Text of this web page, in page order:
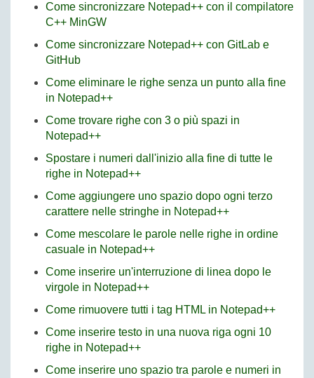
Come sincronizzare Notepad++ con il compilatore
C++ MinGW
Come sincronizzare Notepad++ con GitLab e
GitHub
Come eliminare le righe senza un punto alla fine
in Notepad++
Come trovare righe con 3 o più spazi in
Notepad++
Spostare i numeri dall'inizio alla fine di tutte le
righe in Notepad++
Come aggiungere uno spazio dopo ogni terzo
carattere nelle stringhe in Notepad++
Come mescolare le parole nelle righe in ordine
casuale in Notepad++
Come inserire un'interruzione di linea dopo le
virgole in Notepad++
Come rimuovere tutti i tag HTML in Notepad++
Come inserire testo in una nuova riga ogni 10
righe in Notepad++
Come inserire uno spazio tra parole e numeri in